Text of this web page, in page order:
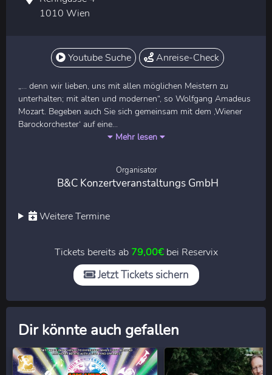
1010 Wien
Youtube Suche Anreise-Check
„… denn wir lieben, uns mit allen möglichen Meistern zu
unterhalten; mit alten und modernen“, so Wolfgang Amadeus
Mozart. Begeben auch Sie sich gemeinsam mit dem ‚Wiener
Barockorchester‘ auf eine...
Mehr lesen
Organisator
B&C Konzertveranstaltungs GmbH
Weitere Termine
Tickets bereits ab 79,00€bei Reservix
Jetzt Tickets sichern
Dir könnte auch gefallen